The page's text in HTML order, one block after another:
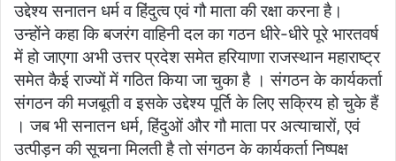
उद्देश्य सनातन धर्म व हिंदुत्व एवं गौ माता की रक्षा करना है।
उन्होंने कहा कि बजरंग वाहिनी दल का गठन धीरे-धीरे पूरे भारतवर्ष
में हो जाएगा अभी उत्तर प्रदेश समेत हरियाणा राजस्थान महाराष्ट्र
समेत कैई राज्यों में गठित किया जा चुका है । संगठन के कार्यकर्ता
संगठन की मजबूती व इसके उद्देश्य पूर्ति के लिए सक्रिय हो चुके हैं
। जब भी सनातन धर्म, हिंदुओं और गौ माता पर अत्याचारों, एवं
उत्पीड़न की सूचना मिलती है तो संगठन के कार्यकर्ता निष्पक्ष